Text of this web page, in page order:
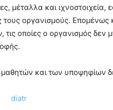
μέταλλα και ιχνοστοιχεία,
τους οργανισμούς.
οποίες ο οργανισμός δεν
και των υποψηφίων